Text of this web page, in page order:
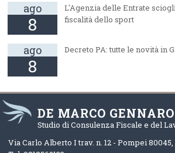
ago
8
L'Agenzia delle Entrate
fiscalità dello sport
ago
8
Decreto PA: tutte le novità in
DE MARCO GENNARO
Studio di Consulenza Fiscale e del
Via Carlo Alberto I trav. n. 12 -Pompei80045,